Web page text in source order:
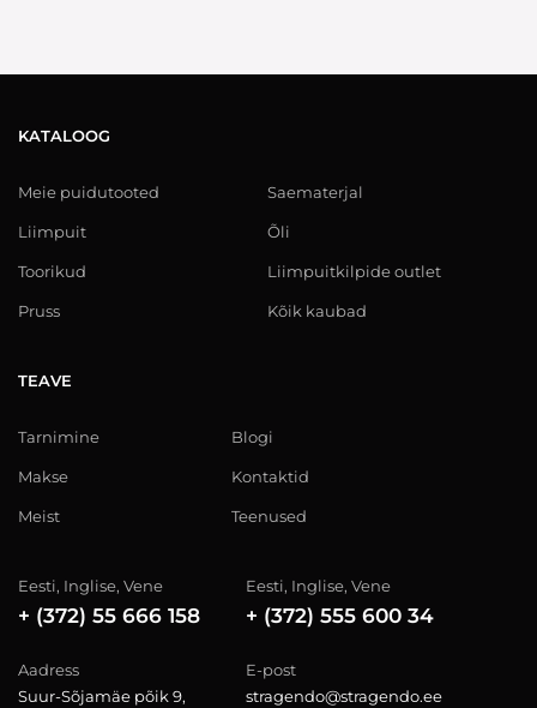
KATALOOG
Meie puidutooted
Liimpuit
Toorikud
Pruss
Saematerjal
Õli
Liimpuitkilpide outlet
Kõik kaubad
TEAVE
Tarnimine
Makse
Meist
Blogi
Kontaktid
Teenused
Eesti, Inglise, Vene
+ (372) 55 666 158
Eesti, Inglise, Vene
+ (372) 555 600 34
Aadress
Suur-Sõjamäe põik 9,
E-post
stragendo@stragendo.ee